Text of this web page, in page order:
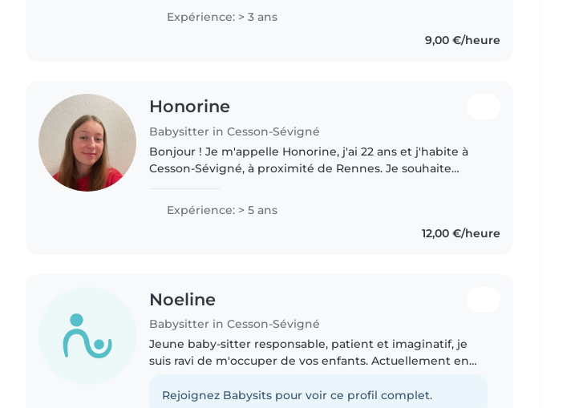
enfants dans..
Expérience: > 3 ans
9,00 €/heure
Honorine
Babysitter in Cesson-Sévigné
Bonjour ! Je m'appelle Honorine, j'ai 22 ans et j'habite à
Cesson-Sévigné, à proximité de Rennes. Je souhaite
Expérience: > 5 ans
12,00 €/heure
Noeline
Babysitter in Cesson-Sévigné
Jeune baby-sitter responsable, patient et imaginatif, je
suis ravi de m'occuper de vos enfants. Actuellement en
enfants d'âge..
Rejoignez Babysits pour voir ce profil complet.